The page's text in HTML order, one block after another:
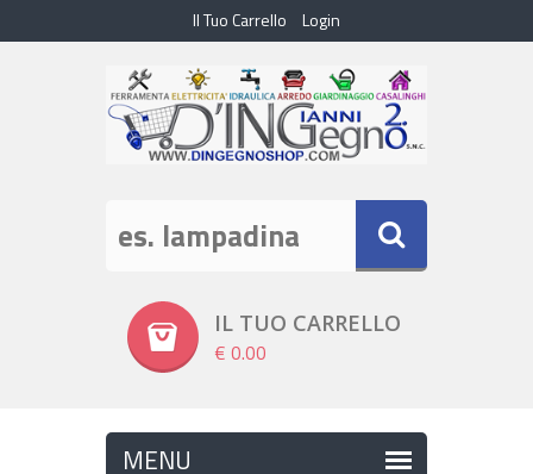
Il Tuo Carrello Login
IL TUO CARRELLO
€ 0.00